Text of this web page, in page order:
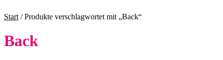
Start /Produkte verschlagwortet mit „Back“
Back